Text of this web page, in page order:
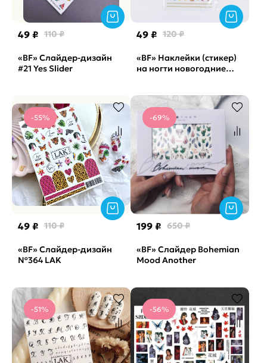
49 ₽ 110 ₽
«BF» Слайдер-дизайн
#21 Yes Slider
49 ₽ 120 ₽
«BF» Наклейки (стикер)
на ногти новогодние
-55%
49 ₽ 110 ₽
«BF» Cлайдер-дизайн
№364 LAK
-69%
199 ₽ 650 ₽
«BF» Слайдер Bohemian
Mood Another
-51% -56%